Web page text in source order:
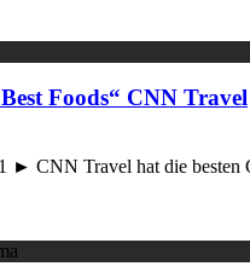
Foods“ CNN Travel
► CNN Travel hat die besten